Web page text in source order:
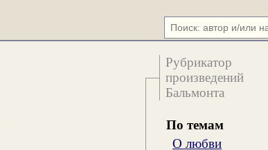
Рубрикатор
произведений
Бальмонта
По темам
О любви